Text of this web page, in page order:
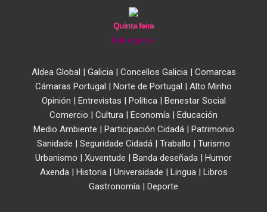
Quinta feira
6 de Agosto
Aldea Global | Galicia | Concellos Galicia | Comarcas
Cámaras Portugal | Norte de Portugal | Alto Minho
Opinión | Entrevistas | Política | Benestar Social
Comercio | Cultura | Economía | Educación
Medio Ambiente | Participación Cidadá | Patrimonio
Sanidade | Seguridade Cidadá | Traballo | Turismo
Urbanismo | Xuventude | Banda deseñada | Humor
Axenda | Historia | Universidade | Lingua | Libros
Gastronomía | Deporte